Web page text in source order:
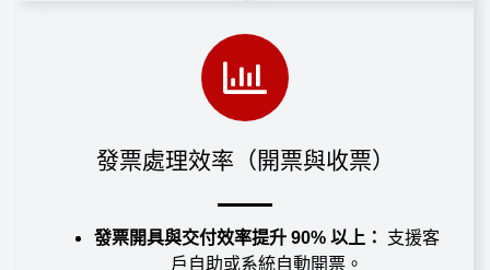
發票處理效率（開票與收票）
發票開具與交付效率提升 90% 以上 ：
支援客
戶自助或系統自動開票。